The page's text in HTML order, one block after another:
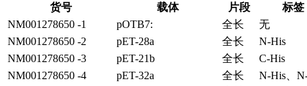
货号 载体 片段
标签
NM001278650 -1
pOTB7: 全长
无
NM001278650 -2
pET-28a 全长
N-His
NM001278650 -3
pET-21b 全长
C-His
NM001278650 -4
pET-32a 全长
N-His、